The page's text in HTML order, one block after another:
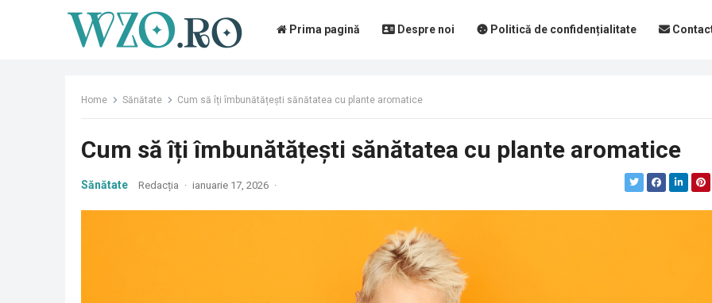
Prima pagină Despre noi Politică de confidențialitate
Home Sănătate Cum să îți îmbunătățești sănătatea cu plante aromatice
Cum să îți îmbunătățești sănătatea cu plante aromatice
Sănătate Redacția · ianuarie 17, 2026 ·